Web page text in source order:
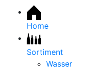
Home
Sortiment
Wasser